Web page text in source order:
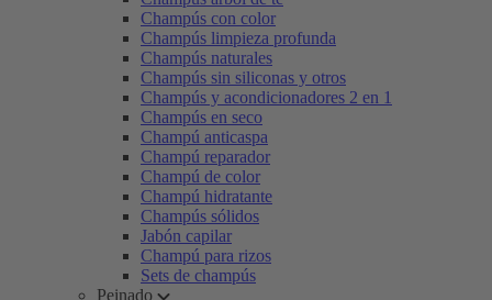
Champús con color
Champús limpieza profunda
Champús naturales
Champús sin siliconas y otros
Champús y acondicionadores 2 en 1
Champús en seco
Champú anticaspa
Champú reparador
Champú de color
Champú hidratante
Champús sólidos
Jabón capilar
Champú para rizos
Sets de champús
Peinado